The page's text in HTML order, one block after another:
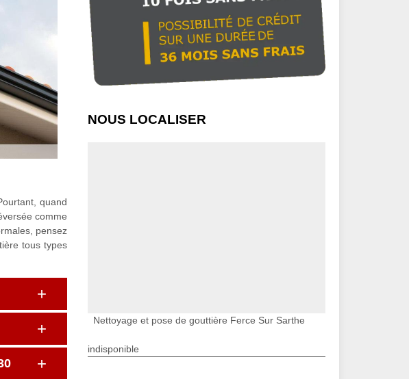
quand
comme
pensez
tous types
NOUS LOCALISER
Nettoyage et pose de gouttière Ferce Sur Sarthe
indisponible